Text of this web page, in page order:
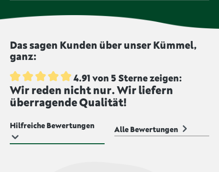
Verdauungsförderung besonders in der
traditionellen Küche beliebt sind.
aussehen und zu den Doldenblütlern gehören,
unterscheiden sie sich im Geschmack und in der
und pfeffrige Note, während Kreuzkümmel (Cumin)
ein intensiveres, erdiges und würziges Aroma
europäischen Küche verwendet, während
Kreuzkümmel in der indischen, nahöstlichen und
mexikanischen Küche populär ist.
Das sagen Kunden über unser Kümmel,
ganz:
Durchschnittliche Bewertung von 4.9 von 5 Sternen
4.91 von 5 Sterne zeigen:
Wir reden nicht nur. Wir liefern
überragende Qualität!
Hilfreiche Bewertungen Alle Bewertungen